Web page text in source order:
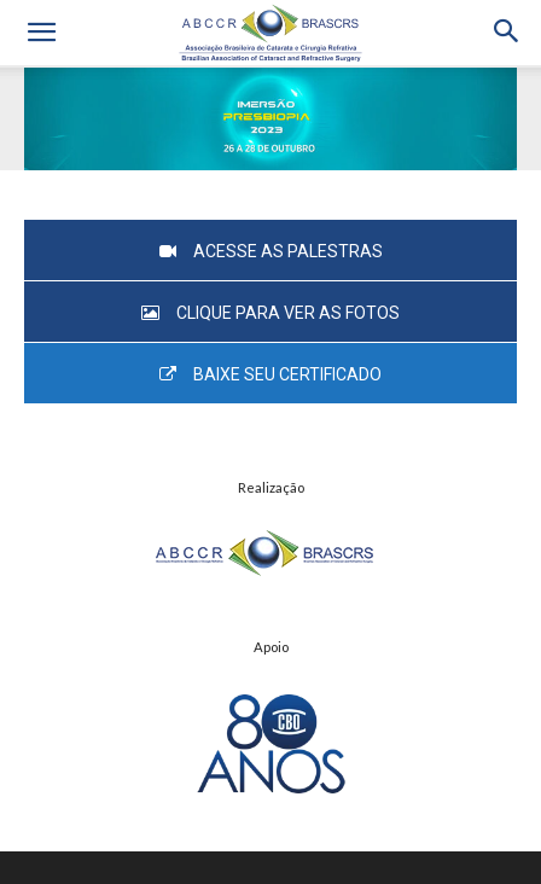
ACESSE AS PALESTRAS
CLIQUE PARA VER AS FOTOS
BAIXE SEU CERTIFICADO
Realização
Apoio